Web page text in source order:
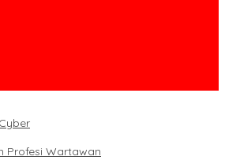
Profesi Wartawan